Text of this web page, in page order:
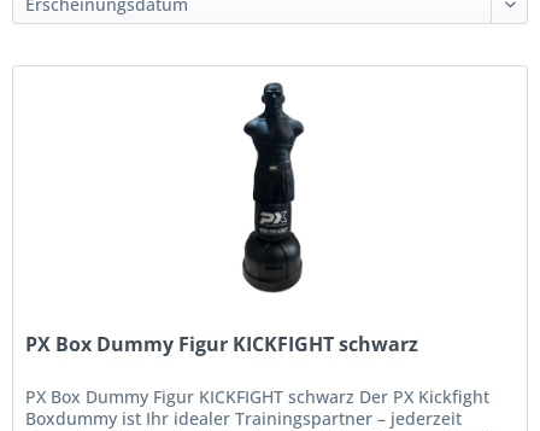
PX Box Dummy Figur KICKFIGHT schwarz
PX Box Dummy Figur KICKFIGHT schwarz Der PX Kickfight
Boxdummy ist Ihr idealer Trainingspartner – jederzeit